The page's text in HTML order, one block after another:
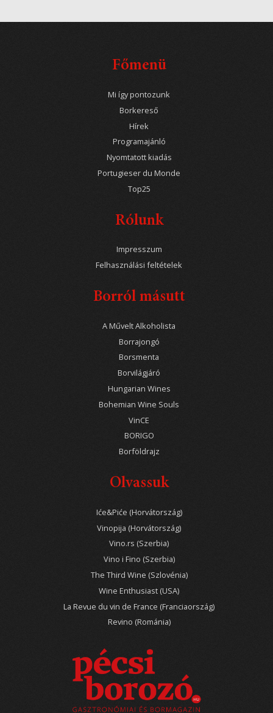
Főmenü
Mi így pontozunk
Borkereső
Hírek
Programajánló
Nyomtatott kiadás
Portugieser du Monde
Top25
Rólunk
Impresszum
Felhasználási feltételek
Borról másutt
A Művelt Alkoholista
Borrajongó
Borsmenta
Borvilágjáró
Hungarian Wines
Bohemian Wine Souls
VinCE
BORIGO
Borföldrajz
Olvassuk
Iće&Piće (Horvátország)
Vinopija (Horvátország)
Vino.rs (Szerbia)
Vino i Fino (Szerbia)
The Third Wine (Szlovénia)
Wine Enthusiast (USA)
La Revue du vin de France (Franciaország)
Revino (Románia)